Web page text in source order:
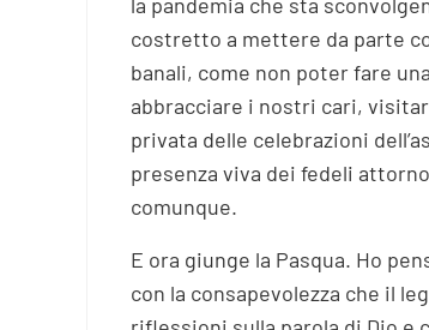
costretto a mettere da parte
banali, come non poter fare
abbracciare i nostri cari,
privata delle celebrazioni
presenza viva dei fedeli
comunque.
E ora giunge la Pasqua. Ho
con la consapevolezza che il